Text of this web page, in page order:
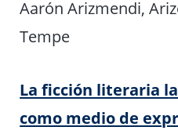
Aarón Arizmendi,
Tempe
La ficción literaria
como medio de